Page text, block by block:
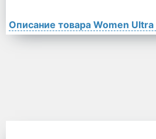
Описание товара Women